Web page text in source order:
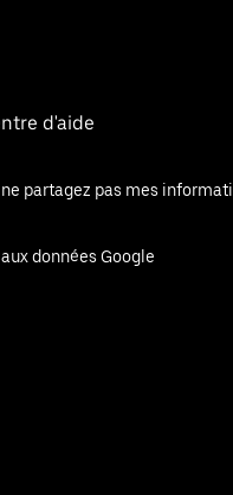
d'aide
partagez pas mes
données Google